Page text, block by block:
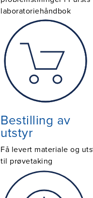
laboratoriehåndbok
Bestilling av
utstyr
Få levert materiale og
til prøvetaking